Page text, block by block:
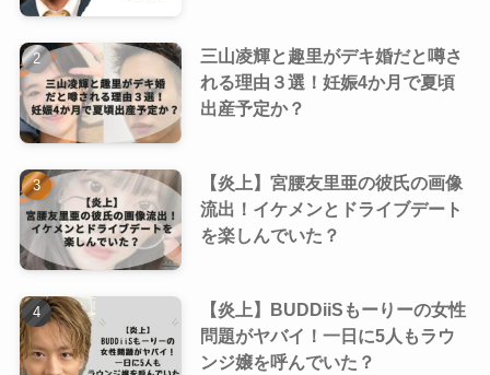
三山凌輝と趣里がデキ婚だと噂さ
れる理由３選！妊娠4か月で夏頃
出産予定か？
【炎上】宮腰友里亜の彼氏の画像
流出！イケメンとドライブデート
を楽しんでいた？
【炎上】BUDDiiSもーりーの女性
問題がヤバイ！一日に5人もラウ
ンジ嬢を呼んでいた？